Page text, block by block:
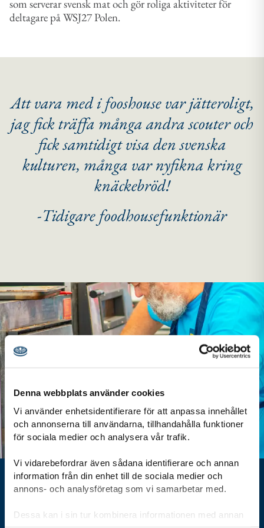
Denna webbplats använder cookies
Vi använder enhetsidentifierare för att anpassa innehållet
och annonserna till användarna, tillhandahålla funktioner
för sociala medier och analysera vår trafik.
Vi vidarebefordrar även sådana identifierare och annan
information från din enhet till de sociala medier och
annons- och analysföretag som vi samarbetar med.
Dessa kan i sin tur kombinera informationen med annan
som serverar svensk mat och gör roliga aktiviteter för
deltagare på WSJ27 Polen.
Att vara med i fooshouse var jätteroligt,
jag fick träffa många andra scouter och
fick samtidigt visa den svenska
kulturen, många var nyfikna kring
knäckebröd!
-Tidigare foodhousefunktionär
Bli foodhousefunktionär!